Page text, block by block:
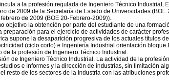
a la profesión regulada de Ingeniero Técnico Industrial,
de 2009 de la Secretaría de Estado de Universidades (BOE
de 2009 (BOE 20-Febrero-2009)).
objetivo la obtención por parte del estudiante de una
para el ejercicio de actividades de carácter
supone la desaparición progresiva de los actuales títulos
(ciclo corto) e Ingeniería Industrial orientación bloque
la profesión de Ingeniero Técnico Industrial.
de Ingeniero Técnico Industrial. La actividad de la
e informes y la dirección de industrias, sin limitación
resto de los sectores de la industria con las atribuciones